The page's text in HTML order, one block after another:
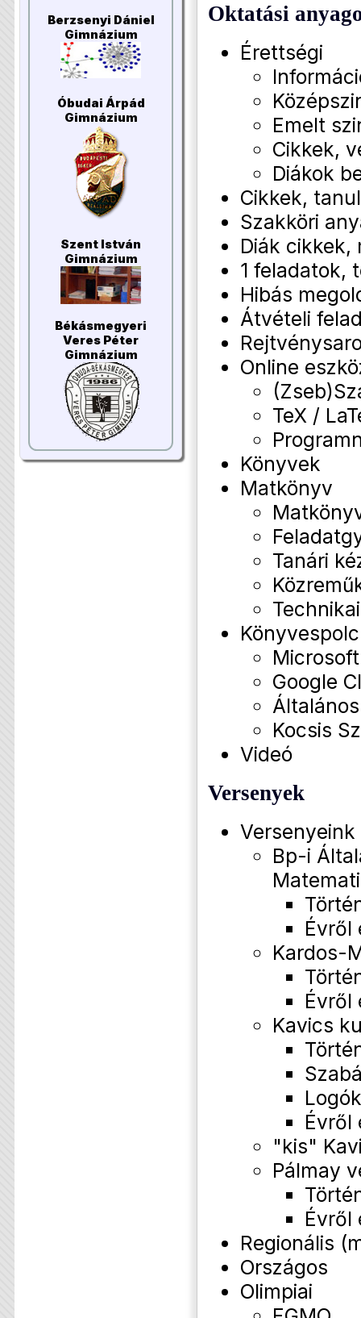
Berzsenyi Dániel
Gimnázium
Óbudai Árpád
Gimnázium
Szent István
Gimnázium
Békásmegyeri
Veres Péter
Gimnázium
Oktatási
Érettségi
Emelt
Cikkek,
Diákok
Cikkek,
Szakköri
Diák cikkek,
1 feladatok,
Hibás
Átvételi
Online
TeX /
Könyvek
Matkönyv
Tanári
Könyvespolc
Google
Kocsis
Videó
Versenyek
Versenyeink
Bp-i
Évről
Kardos-
Évről
Kavics
Logók
Évről
"kis"
Pálmay
Évről
Regionális
Országos
Olimpiai